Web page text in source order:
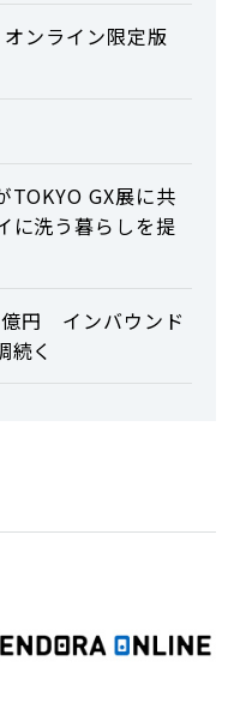
ンライン限定版
GX展に共
洗う暮らしを提
円 インバウンド
続く